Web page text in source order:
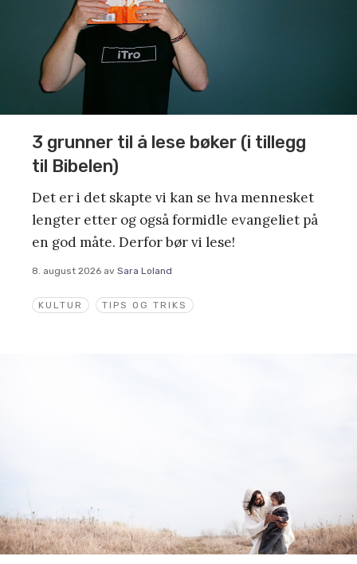
KULTUR TIPS OG TRIKS
3 grunner til å lese bøker (i tillegg
til Bibelen)
Det er i det skapte vi kan se hva mennesket
lengter etter og også formidle evangeliet på
en god måte. Derfor bør vi lese!
8. august 2026 av Sara Loland